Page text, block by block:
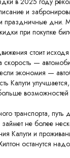
и
дни.
при покупке
стоит
скорость —
экономия —
Калуги
транспорта, путь
не более
Калуги и
останутся
персональных
Inn